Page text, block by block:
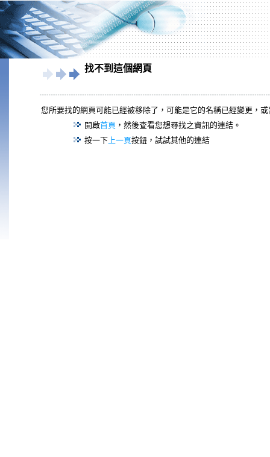
找不到這個網頁
您所要找的網頁可能已經被移除了，可能是它的名稱已經變更，
開啟首頁 ，然後查看您想尋找之資訊的連結。
按一下上一頁按鈕，試試其他的連結